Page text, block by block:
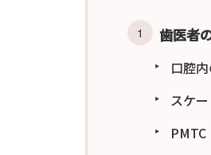
歯医者
口腔
スケ
PMTC